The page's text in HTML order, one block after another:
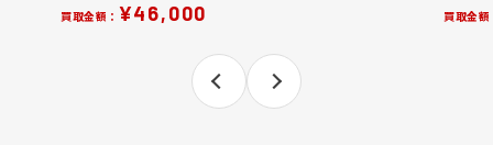
買取金額： ¥46,000 買取金額